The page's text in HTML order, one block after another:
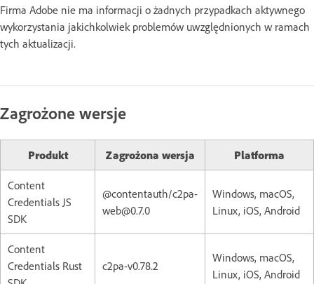
Firma Adobe nie ma informacji o żadnych przypadkach aktywnego
wykorzystania jakichkolwiek problemów uwzględnionych w ramach
tych aktualizacji.
Zagrożone wersje
Produkt Zagrożona wersja Platforma
Content
Credentials JS
SDK
@contentauth/c2pa-
web@0.7.0
Windows, macOS,
Linux, iOS, Android
Content
Credentials Rust
c2pa-v0.78.2
Windows, macOS,
Linux, iOS, Android